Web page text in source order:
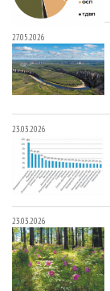
27.05.2026
23.03.2026
23.03.2026